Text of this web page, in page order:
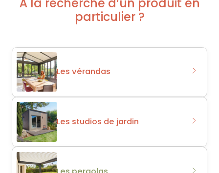
particulier ?
Les vérandas
Les studios de jardin